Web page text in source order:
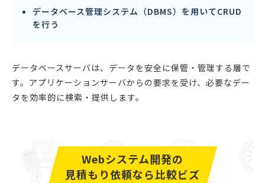
データベース管理システム（DBMS）を用いてCRUD
を行う
データベースサーバは、データを安全に保管・管理する層で
す。アプリケーションサーバからの要求を受け、必要なデー
タを効率的に検索・提供します。
Webシステム開発の
見積もり依頼なら比較ビズ